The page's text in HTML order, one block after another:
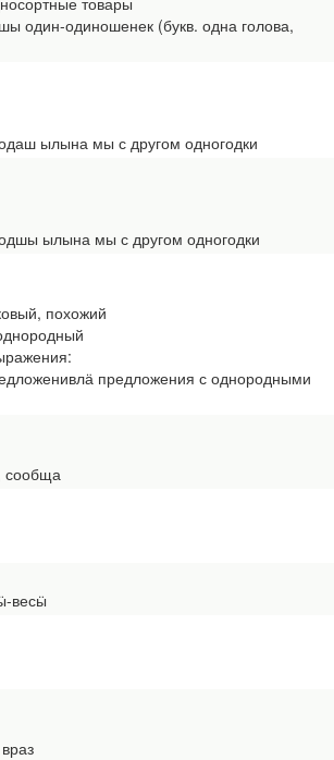
один-одиношенек (букв. одна голова,
ылына мы с другом одногодки
ылына мы с другом одногодки
похожий
предложения с однородными
сообща
весӹ